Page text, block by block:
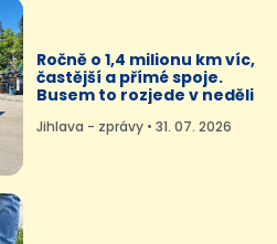
Ročně o 1,4 milionu km víc,
častější a přímé spoje.
Busem to rozjede v neděli
Jihlava - zprávy • 31. 07. 2026